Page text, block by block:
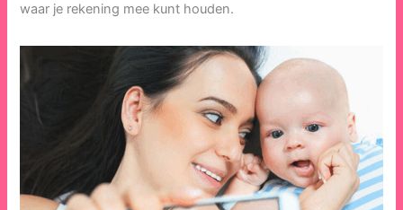
waar je rekening mee kunt houden.